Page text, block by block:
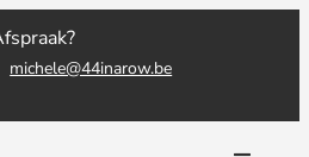
michele@44inarow.be